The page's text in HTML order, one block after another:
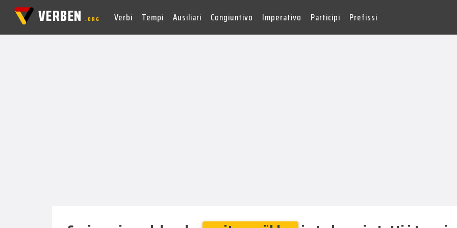
VERBEN.ORG Verbi Tempi Ausiliari Congiuntivo Imperativo Participi Prefissi